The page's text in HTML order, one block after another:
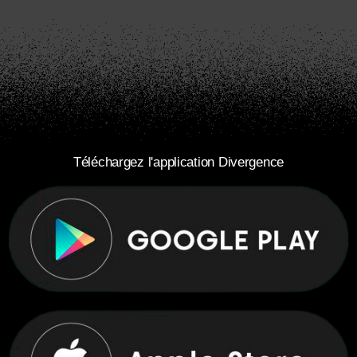
Téléchargez l'application Divergence